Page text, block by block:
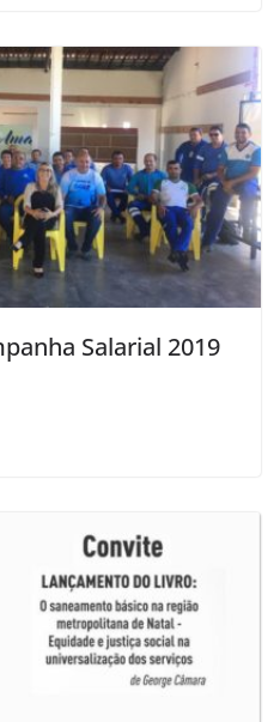
Salarial 2019